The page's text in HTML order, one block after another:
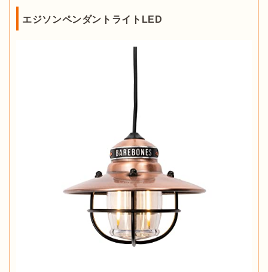
エジソンペンダントライトLED